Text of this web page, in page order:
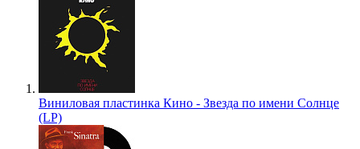
Виниловая пластинка Кино - Звезда по имени Солнце
(LP)